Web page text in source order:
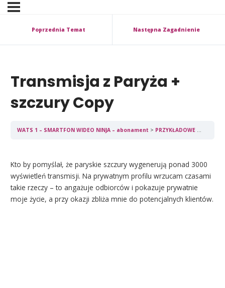
Poprzednia Temat Następna Zagadnienie
Transmisja z Paryża +
szczury Copy
WATS 1 – SMARTFON WIDEO NINJA – abonament PRZYKŁADOWE transmisje i filmy z Facebooka
Kto by pomyślał, że paryskie szczury wygenerują ponad 3000
wyświetleń transmisji. Na prywatnym profilu wrzucam czasami
takie rzeczy – to angażuje odbiorców i pokazuje prywatnie
moje życie, a przy okazji zbliża mnie do potencjalnych klientów.